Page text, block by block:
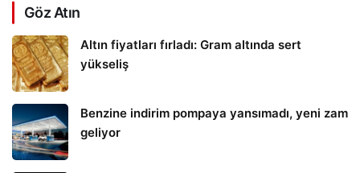
Göz Atın
Altın fiyatları fırladı: Gram altında sert
yükseliş
Benzine indirim pompaya yansımadı, yeni zam
geliyor